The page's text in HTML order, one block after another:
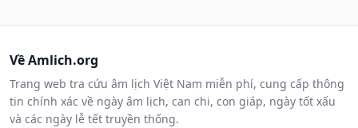
Về Amlich.org
Trang web tra cứu âm lịch Việt Nam miễn phí, cung cấp thông
tin chính xác về ngày âm lịch, can chi, con giáp, ngày tốt xấu
và các ngày lễ tết truyền thống.